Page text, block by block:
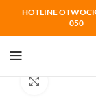
HOTLINE
050